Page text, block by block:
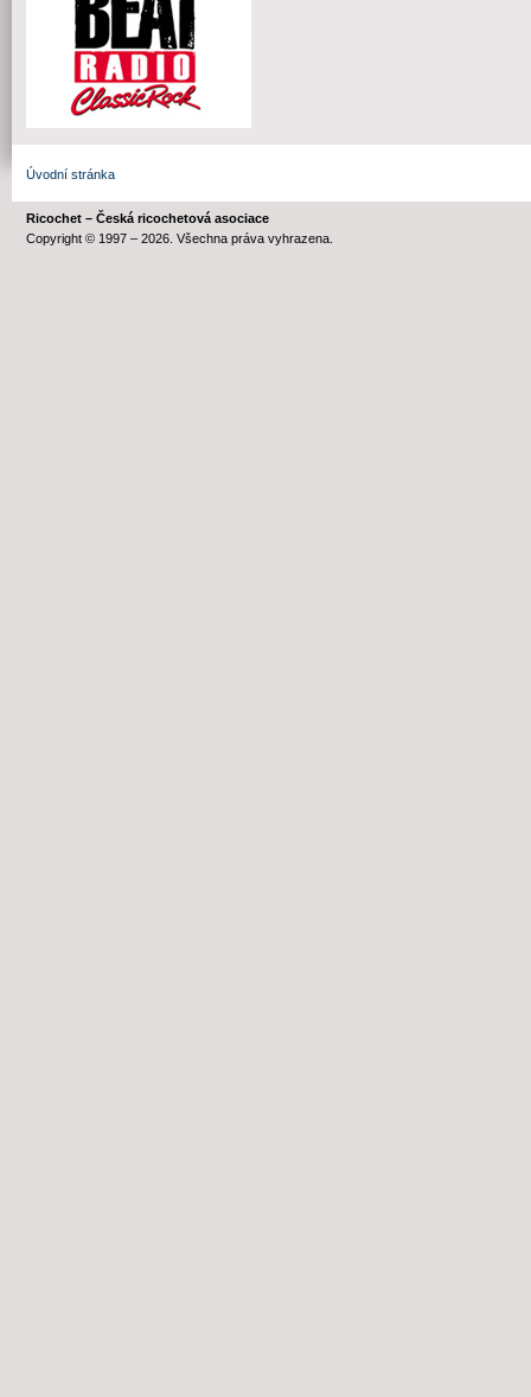
Úvodní stránka
Ricochet – Česká ricochetová asociace
Copyright © 1997 – 2026. Všechna práva vyhrazena.